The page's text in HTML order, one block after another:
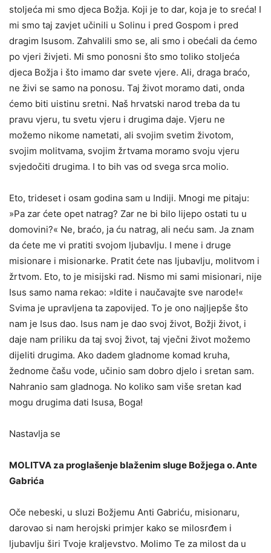
stoljeća mi smo djeca Božja. Koji je to dar, koja je to sreća! I
mi smo taj zavjet učinili u Solinu i pred Gospom i pred
dragim Isusom. Zahvalili smo se, ali smo i obećali da ćemo
po vjeri živjeti. Mi smo ponosni što smo toliko stoljeća
djeca Božja i što imamo dar svete vjere. Ali, draga braćo,
ne živi se samo na ponosu. Taj život moramo dati, onda
ćemo biti uistinu sretni. Naš hrvatski narod treba da tu
pravu vjeru, tu svetu vjeru i drugima daje. Vjeru ne
možemo nikome nametati, ali svojim svetim životom,
svojim molitvama, svojim žrtvama moramo svoju vjeru
svjedočiti drugima. I to bih vas od svega srca molio.
Eto, trideset i osam godina sam u Indiji. Mnogi me pitaju:
»Pa zar ćete opet natrag? Zar ne bi bilo lijepo ostati tu u
domovini?« Ne, braćo, ja ću natrag, ali neću sam. Ja znam
da ćete me vi pratiti svojom ljubavlju. I mene i druge
misionare i misionarke. Pratit ćete nas ljubavlju, molitvom i
žrtvom. Eto, to je misijski rad. Nismo mi sami misionari, nije
Isus samo nama rekao: »Idite i naučavajte sve narode!«
Svima je upravljena ta zapovijed. To je ono najljepše što
nam je Isus dao. Isus nam je dao svoj život, Božji život, i
daje nam priliku da taj svoj život, taj vječni život možemo
dijeliti drugima. Ako dadem gladnome komad kruha,
žednome čašu vode, učinio sam dobro djelo i sretan sam.
Nahranio sam gladnoga. No koliko sam više sretan kad
mogu drugima dati Isusa, Boga!
Nastavlja se
MOLITVA za proglašenje blaženim sluge Božjega o. Ante
Gabrića
Oče nebeski, u sluzi Božjemu Anti Gabriću, misionaru,
darovao si nam herojski primjer kako se milosrđem i
ljubavlju širi Tvoje kraljevstvo. Molimo Te za milost da u